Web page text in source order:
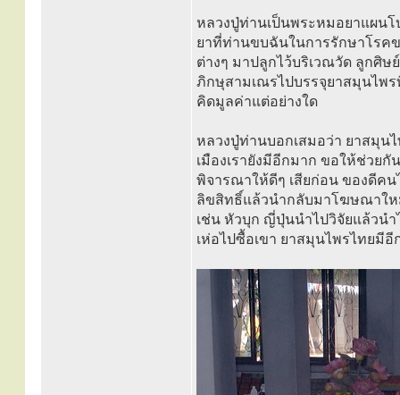
หลวงปู่ท่านเป็นพระหมอยาแผน
ยาที่ท่านขบฉันในการรักษาโรค
ต่างๆ มาปลูกไว้บริเวณวัด ลูกศิ
ภิกษุสามเณรไปบรรจุยาสมุนไพร
คิดมูลค่าแต่อย่างใด
หลวงปู่ท่านบอกเสมอว่า ยาสมุน
เมืองเรายังมีอีกมาก ขอให้ช่วย
พิจารณาให้ดีๆ เสียก่อน ของดีค
ลิขสิทธิ์แล้วนำกลับมาโฆษณาใ
เช่น หัวบุก ญี่ปุ่นนำไปวิจัยแล้วน
เห่อไปซื้อเขา ยาสมุนไพรไทยมี